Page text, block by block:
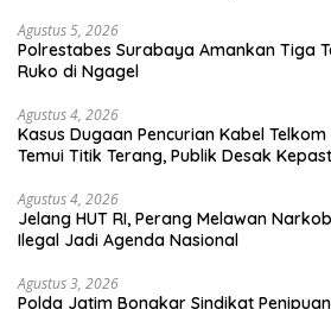
Agustus 5, 2026
Polrestabes Surabaya Amankan Tiga
Ruko di Ngagel
Agustus 4, 2026
Kasus Dugaan Pencurian Kabel
Temui Titik Terang, Publik Desak
Agustus 4, 2026
Jelang HUT RI, Perang Melawan
Ilegal Jadi Agenda Nasional
Agustus 3, 2026
Polda Jatim Bongkar Sindikat